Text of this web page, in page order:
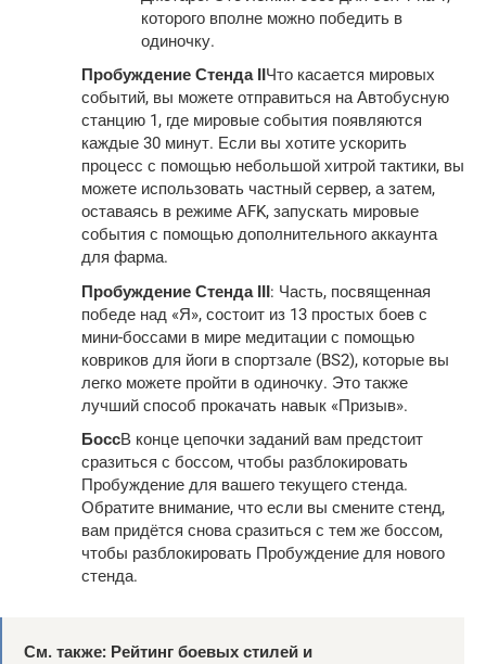
которого вполне можно победить в
одиночку.
Пробуждение Стенда IIЧто касается мировых
событий, вы можете отправиться на Автобусную
станцию ​​1, где мировые события появляются
каждые 30 минут. Если вы хотите ускорить
процесс с помощью небольшой хитрой тактики, вы
можете использовать частный сервер, а затем,
оставаясь в режиме AFK, запускать мировые
события с помощью дополнительного аккаунта
для фарма.
Пробуждение Стенда III: Часть, посвященная
победе над «Я», состоит из 13 простых боев с
мини-боссами в мире медитации с помощью
ковриков для йоги в спортзале (BS2), которые вы
легко можете пройти в одиночку. Это также
лучший способ прокачать навык «Призыв».
БоссВ конце цепочки заданий вам предстоит
сразиться с боссом, чтобы разблокировать
Пробуждение для вашего текущего стенда.
Обратите внимание, что если вы смените стенд,
вам придётся снова сразиться с тем же боссом,
чтобы разблокировать Пробуждение для нового
стенда.
См. также: Рейтинг боевых стилей и